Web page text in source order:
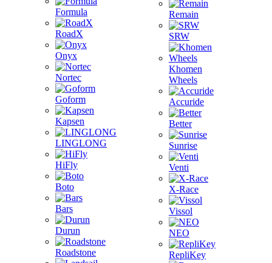
Formula
RoadX
Onyx
Nortec
Goform
Kapsen
LINGLONG
HiFly
Boto
Bars
Durun
Roadstone
Remain
SRW
Khomen
Wheels
Accuride
Better
Sunrise
Venti
X-Race
Vissol
NEO
RepliKey